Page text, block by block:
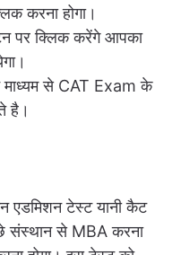
करना होगा।
पर क्लिक करेंगे आपका
से CAT Exam के
है।
टेस्ट यानी कैट
संस्थान से MBA करना